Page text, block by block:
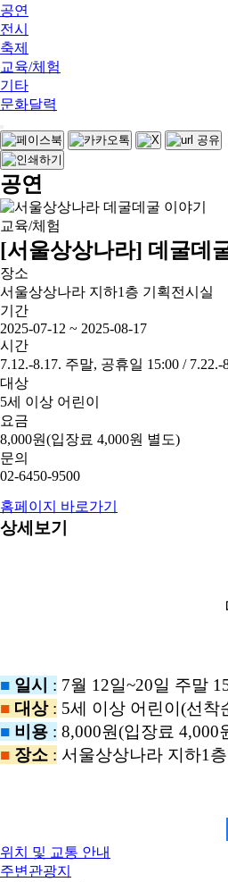
공연
전시
축제
교육/체험
기타
문화달력
공연
교육/체험
[서울상상나라] 데굴데
장소
서울상상나라 지하1층 기획전시실
기간
2025-07-12 ~ 2025-08-17
시간
7.12.-8.17. 주말, 공휴일 15:00 /
대상
5세 이상 어린이
요금
8,000원(입장료 4,000원 별도)
문의
02-6450-9500
홈페이지 바로가기
상세보기
■ 일시 : 7월 12일~20일 주말
■ 대상: 5세 이상 어린이(선착
■ 비용 : 8,000원(입장료 4,000
■ 장소 : 서울상상나라 지하1
위치 및 교통 안내
주변관광지